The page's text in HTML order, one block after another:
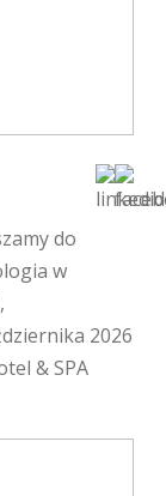
do
w
2026
& SPA